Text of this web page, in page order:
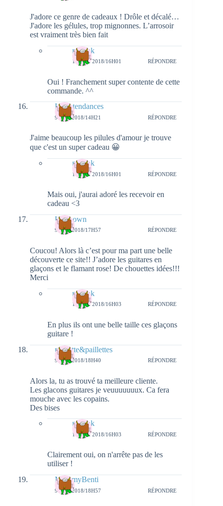
J'adore ce genre de cadeaux ! Drôle et décalé…
J'adore les gélules, trop mignonnes. L’arrosoir
est vraiment très bien fait
natieak
13 MAI 2018/16H01 RÉPONDRE
Oui ! Franchement super contente de cette
commande. ^^
Lydietendances
9 MAI 2018/14H21 RÉPONDRE
J'aime beaucoup les pilules d'amour je trouve
que c'est un super cadeau 😀
natieak
13 MAI 2018/16H01 RÉPONDRE
Mais oui, j'aurai adoré les recevoir en
cadeau <3
Unknown
9 MAI 2018/17H57 RÉPONDRE
Coucou! Alors là c’est pour ma part une belle
découverte ce site!! J’adore les guitares en
glaçons et le flamant rose! De chouettes idées!!!
Merci
natieak
13 MAI 2018/16H03 RÉPONDRE
En plus ils ont une belle taille ces glaçons
guitare !
pichette&paillettes
9 MAI 2018/18H40 RÉPONDRE
Alors la, tu as trouvé ta meilleure cliente.
Les glacons guitares je veuuuuuuux. Ca fera
mouche avec les copains.
Des bises
natieak
13 MAI 2018/16H03 RÉPONDRE
Clairement oui, on n'arrête pas de les
utiliser !
MummyBenti
9 MAI 2018/18H57 RÉPONDRE